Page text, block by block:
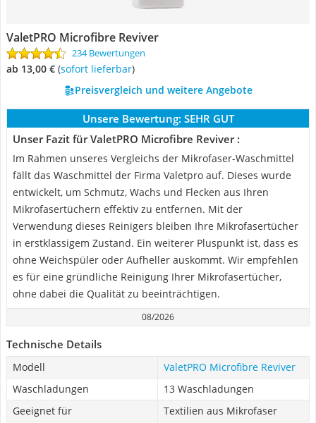
ValetPRO Microfibre Reviver
234 Bewertungen
ab 13,00 € ( Sofort lieferbar)
Preisvergleich und weitere Angebote
Unsere Bewertung: SEHR GUT
Unser Fazit für ValetPRO Microfibre Reviver :
Im Rahmen unseres Vergleichs der Mikrofaser-Waschmittel
fällt das Waschmittel der Firma Valetpro auf. Dieses wurde
entwickelt, um Schmutz, Wachs und Flecken aus Ihren
Mikrofasertüchern effektiv zu entfernen. Mit der
Verwendung dieses Reinigers bleiben Ihre Mikrofasertücher
in erstklassigem Zustand. Ein weiterer Pluspunkt ist, dass es
ohne Weichspüler oder Aufheller auskommt. Wir empfehlen
es für eine gründliche Reinigung Ihrer Mikrofasertücher,
ohne dabei die Qualität zu beeinträchtigen.
08/2026
Technische Details
Modell
ValetPRO Microfibre Reviver
Waschladungen
13 Waschladungen
Geeignet für
Textilien aus Mikrofaser